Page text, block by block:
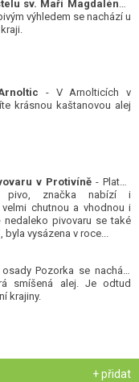
výhledem se nachází u
- V Arnolticích v
krásnou kaštanovou alej
v Protivíně - Platan
pivo, značka nabízí i
chutnou a vhodnou i
nedaleko pivovaru se také
vysázena v roce...
Pozorka se nachází
smíšená alej. Je odtud
krajiny.
+ přidat